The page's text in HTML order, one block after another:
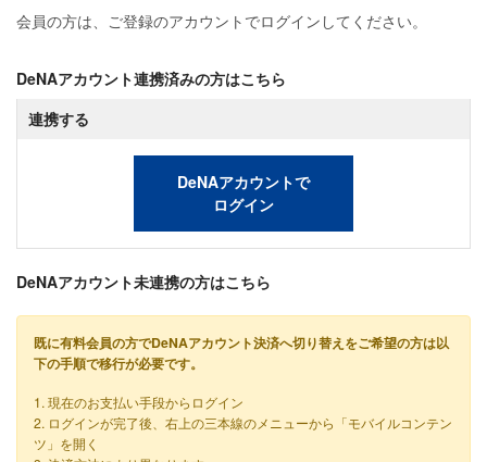
会員の方は、ご登録のアカウントでログインしてください。
DeNAアカウント連携済みの方はこちら
連携する
DeNAアカウントで
ログイン
DeNAアカウント未連携の方はこちら
既に有料会員の方でDeNAアカウント決済へ切り替えをご希望の方は以
下の手順で移行が必要です。
1. 現在のお支払い手段からログイン
2. ログインが完了後、右上の三本線のメニューから「モバイルコンテン
ツ」を開く